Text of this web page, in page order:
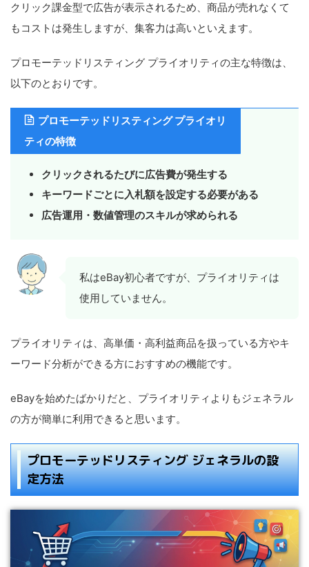
クリック課金型で広告が表示されるため、商品が売れなくて
もコストは発生しますが、集客力は高いといえます。
プロモーテッドリスティング プライオリティの主な特徴は、
以下のとおりです。
プロモーテッドリスティング プライオリ
ティの特徴
クリックされるたびに広告費が発生する
キーワードごとに入札額を設定する必要がある
広告運用・数値管理のスキルが求められる
私はeBay初心者ですが、プライオリティは
使用していません。
プライオリティは、高単価・高利益商品を扱っている方やキ
ーワード分析ができる方におすすめの機能です。
eBayを始めたばかりだと、プライオリティよりもジェネラル
の方が簡単に利用できると思います。
プロモーテッドリスティング ジェネラルの設
定方法